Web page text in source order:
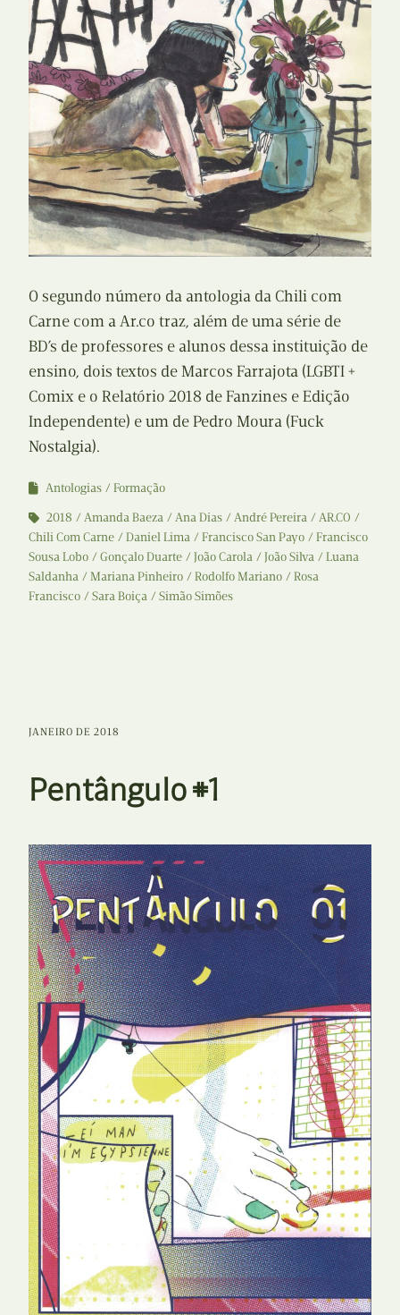
O segundo número da antologia da Chili com
Carne com a Ar.co traz, além de uma série de
BD’s de professores e alunos dessa instituição de
ensino, dois textos de Marcos Farrajota (LGBTI +
Comix e o Relatório 2018 de Fanzines e Edição
Independente) e um de Pedro Moura (Fuck
Nostalgia).
Antologias
Formação
2018
Amanda Baeza Ana Dias André Pereira
AR.CO
Chili Com Carne
Daniel Lima Francisco San Payo
Francisco
Sousa Lobo
Gonçalo Duarte João Carola João Silva
Luana
Saldanha
Mariana Pinheiro Rodolfo Mariano
Rosa
Francisco
Sara Boiça Simão Simões
JANEIRO DE 2018
Pentângulo #1